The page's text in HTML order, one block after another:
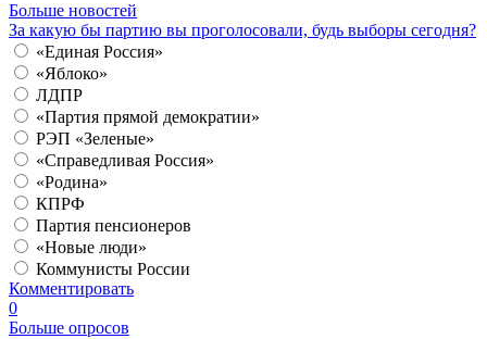
Больше новостей
За какую бы партию вы проголосовали, будь выборы сегодня?
«Единая Россия»
«Яблоко»
ЛДПР
«Партия прямой демократии»
РЭП «Зеленые»
«Справедливая Россия»
«Родина»
КПРФ
Партия пенсионеров
«Новые люди»
Коммунисты России
Комментировать
0
Больше опросов